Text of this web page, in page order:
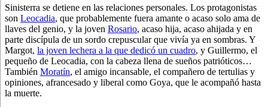
Sinisterra se detiene en las relaciones personales. Los protagonistas
son Leocadia, que probablemente fuera amante o acaso solo ama de
llaves del genio, y la joven Rosario, acaso hija, acaso ahijada y en
parte discípula de un sordo crepuscular que vivía ya en sombras. Y
Margot, la joven lechera a la que dedicó un cuadro, y Guillermo, el
pequeño de Leocadia, con la cabeza llena de sueños patrióticos…
También Moratín, el amigo incansable, el compañero de tertulias y
opiniones, afrancesado y liberal como Goya, que le acompañó hasta
la muerte.